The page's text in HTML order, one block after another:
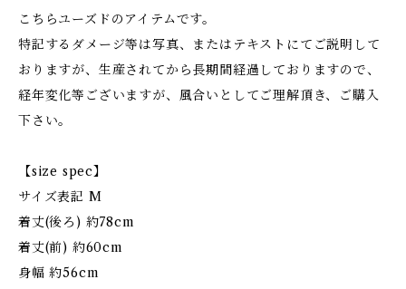
こちらユーズドのアイテムです。
特記するダメージ等は写真、またはテキストにてご説明して
おりますが、生産されてから長期間経過しておりますので、
経年変化等ございますが、風合いとしてご理解頂き、ご購入
下さい。
【size spec】
サイズ表記 M
着丈(後ろ) 約78cm
着丈(前) 約60cm
身幅 約56cm